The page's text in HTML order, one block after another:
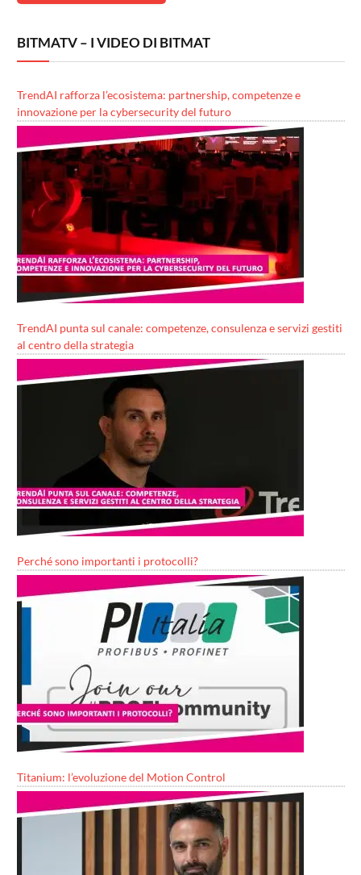
BITMATV – I VIDEO DI BITMAT
TrendAI rafforza l’ecosistema: partnership, competenze e
innovazione per la cybersecurity del futuro
TrendAI punta sul canale: competenze, consulenza e servizi gestiti
al centro della strategia
Perché sono importanti i protocolli?
Titanium: l’evoluzione del Motion Control